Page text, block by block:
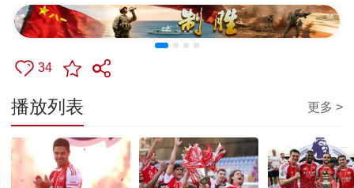
34
播放列表 更多 >